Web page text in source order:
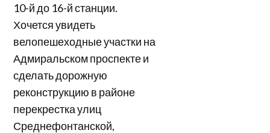
10-й до 16-й станции.
Хочется увидеть
велопешеходные участки на
Адмиральском проспекте и
сделать дорожную
реконструкцию в районе
перекрестка улиц
Среднефонтанской,